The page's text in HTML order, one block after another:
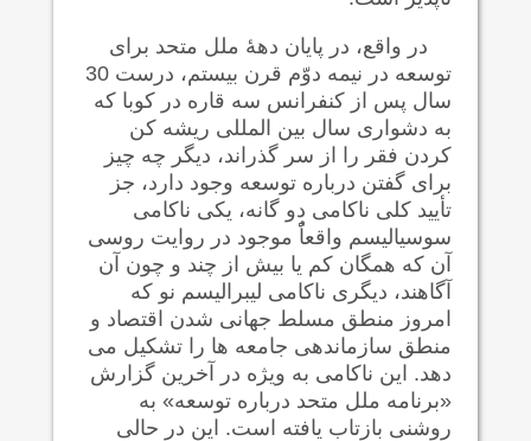
در واقع، در پایان دهۀ ملل متحد برای
توسعه در نیمه دوّم قرن بیستم، درست 30
سال پس از کنفرانس سه قاره در کوبا که
به دشواری سال بین المللی ریشه کن
کردن فقر را از سر گذراند، دیگر چه چیز
برای گفتن درباره توسعه وجود دارد، جز
تأیید کلی ناکامی دو گانه، یکی ناکامی
سوسیالیسم واقعاًٌ موجود در روایت روسی
آن که همگان کم یا بیش از چند و چون آن
آگاهند، دیگری ناکامی لیبرالیسم نو که
امروز منطق مسلط جهانی شدن اقتصاد و
منطق سازماندهی جامعه ها را تشکيل می
دهد. این ناکامی به ويژه در آخرین گزارش
«برنامه ملل متحد درباره توسعه» به
روشنی بازتاب یافته است. این در حالی